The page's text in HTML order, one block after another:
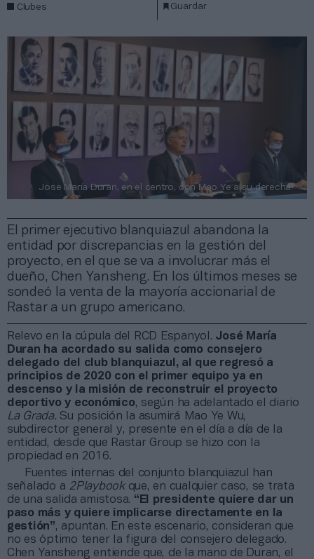
El primer ejecutivo blanquiazul abandona la
entidad por discrepancias en la gestión del
proyecto, en el que se va a involucrar más el
dueño, Chen Yansheng. En los últimos meses se
sondeó la venta de la mayoría accionarial de
Rastar a un grupo americano.
Jose María Duran, en el centro, con Mao Ye a su derecha.
Clubes Guardar
Relevo en la cúpula del RCD Espanyol. José María
Duran ha acordado su salida como consejero
delegado del club blanquiazul, al que regresó a
principios de 2020 con el primer equipo ya en
descenso y la misión de reconstruir el proyecto
deportivo y económico, según ha adelantado el diario
La Grada. Su posición la asumirá Mao Ye Wu,
subdirector general y, presente en el día a día de la
entidad, desde que Rastar Group se hizo con la
propiedad en 2016.
Fuentes internas del conjunto blanquiazul han
señalado a 2Playbookque, en cualquier caso, se trata
de una salida amistosa. “El presidente quiere dar un
paso más y quiere implicarse directamente en la
gestión”, apuntan. En este escenario, consideran que
no es óptimo tener la figura del consejero delegado.
Chen Yansheng entiende que, de la mano de Duran, el